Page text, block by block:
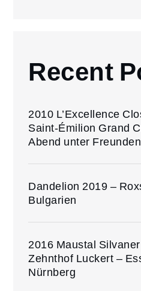
Recent
2010 L’Excellence
Saint-Émilion Grand
Abend unter Freunden
Dandelion 2019 –
Bulgarien
2016 Maustal
Zehnthof Luckert –
Nürnberg